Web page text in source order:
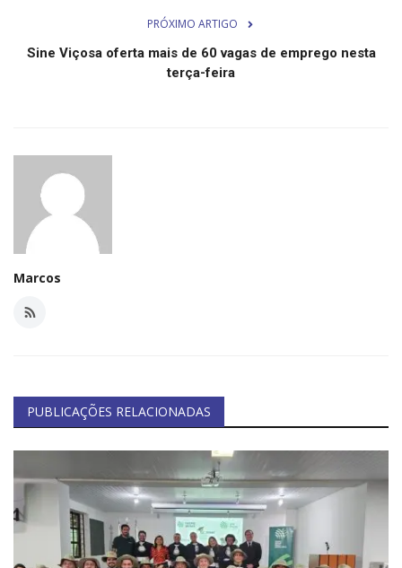
PRÓXIMO ARTIGO
Sine Viçosa oferta mais de 60 vagas de emprego nesta
terça-feira
Marcos
PUBLICAÇÕES RELACIONADAS